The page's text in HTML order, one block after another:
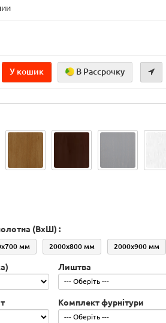
У кошик В Рассрочку
(ВхШ) :
мм 2000х800 мм 2000х900 мм
Лиштва
Комплект фурнітури